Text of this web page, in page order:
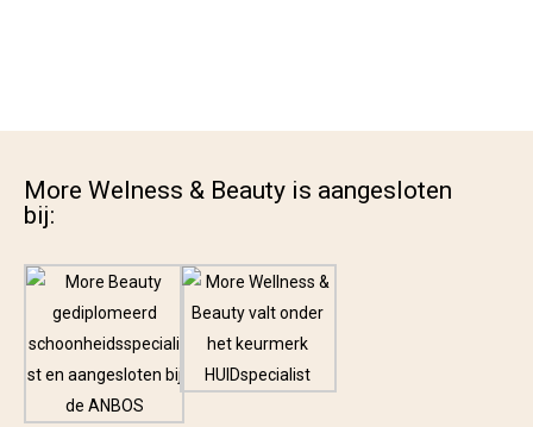
More Welness & Beauty is aangesloten
bij: